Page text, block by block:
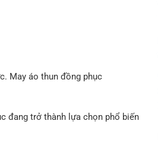
May áo thun đồng phục
đang trở thành lựa chọn phổ biến